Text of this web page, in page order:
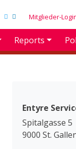
Mitglieder-
Reports
Entyre
Spitalgasse 5
9000 St.